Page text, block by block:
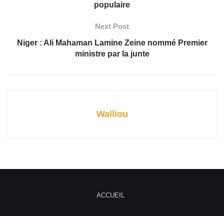
populaire
Next Post
Niger : Ali Mahaman Lamine Zeine nommé Premier
ministre par la junte
Walliou
ACCUEIL